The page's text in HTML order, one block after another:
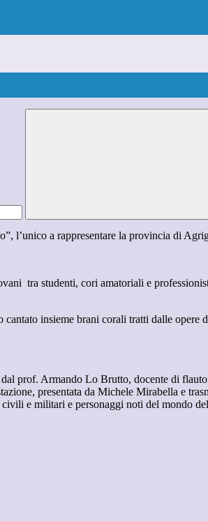
l’unico a rappresentare la provincia di
tra studenti, cori amatoriali e
insieme brani corali tratti dalle
prof. Armando Lo Brutto, docente di
presentata da Michele Mirabella e
e militari e personaggi noti del mondo